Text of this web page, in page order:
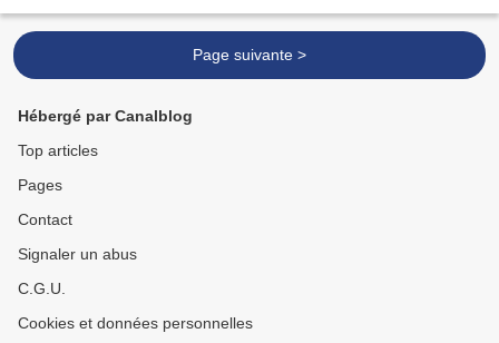
Page suivante >
Hébergé par Canalblog
Top articles
Pages
Contact
Signaler un abus
C.G.U.
Cookies et données personnelles